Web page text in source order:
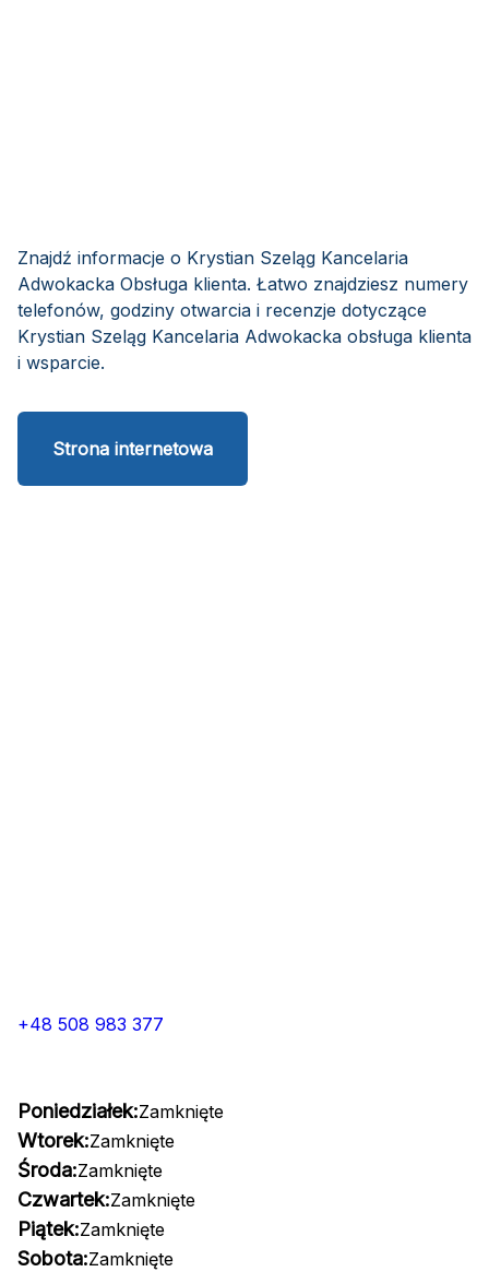
Znajdź informacje o Krystian Szeląg Kancelaria
Adwokacka Obsługa klienta. Łatwo znajdziesz numery
telefonów, godziny otwarcia i recenzje dotyczące
Krystian Szeląg Kancelaria Adwokacka obsługa klienta
i wsparcie.
Strona internetowa
+48 508 983 377
Poniedziałek:Zamknięte
Wtorek:Zamknięte
Środa:Zamknięte
Czwartek:Zamknięte
Piątek:Zamknięte
Sobota:Zamknięte